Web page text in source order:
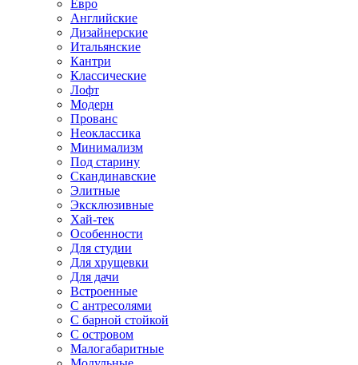
Евро
Английские
Дизайнерские
Итальянские
Кантри
Классические
Лофт
Модерн
Прованс
Неоклассика
Минимализм
Под старину
Скандинавские
Элитные
Эксклюзивные
Хай-тек
Особенности
Для студии
Для хрущевки
Для дачи
Встроенные
С антресолями
С барной стойкой
С островом
Малогабаритные